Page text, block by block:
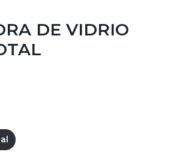
DE VIDRIO